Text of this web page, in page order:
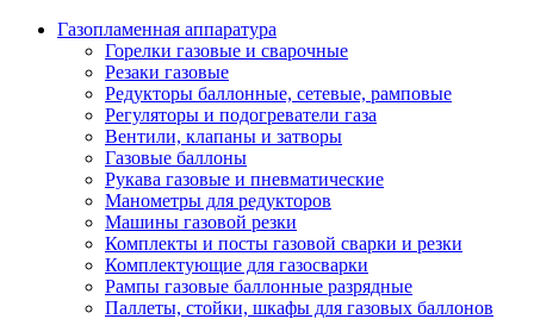
Газопламенная аппаратура
Горелки газовые и сварочные
Резаки газовые
Редукторы баллонные, сетевые, рамповые
Регуляторы и подогреватели газа
Вентили, клапаны и затворы
Газовые баллоны
Рукава газовые и пневматические
Манометры для редукторов
Машины газовой резки
Комплекты и посты газовой сварки и резки
Комплектующие для газосварки
Рампы газовые баллонные разрядные
Паллеты, стойки, шкафы для газовых баллонов